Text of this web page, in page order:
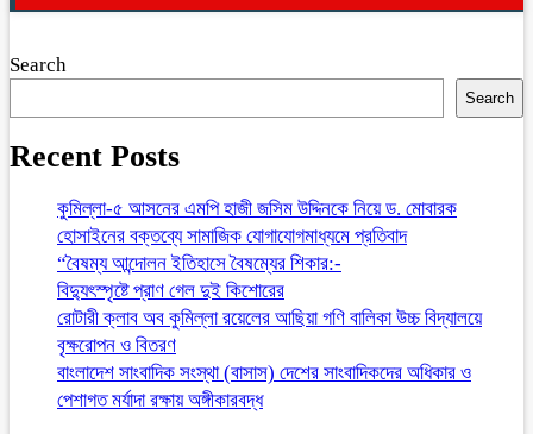
Search
Search
Recent Posts
কুমিল্লা-৫ আসনের এমপি হাজী জসিম উদ্দিনকে নিয়ে ড. মোবারক
হোসাইনের বক্তব্যে সামাজিক যোগাযোগমাধ্যমে প্রতিবাদ
“বৈষম্য আন্দোলন ইতিহাসে বৈষম্যের শিকার:-
বিদ্যুৎস্পৃষ্টে প্রাণ গেল দুই কিশোরের
রোটারী ক্লাব অব কুমিল্লা রয়েলের আছিয়া গণি বালিকা উচ্চ বিদ্যালয়ে
বৃক্ষরোপন ও বিতরণ
বাংলাদেশ সাংবাদিক সংস্থা (বাসাস) দেশের সাংবাদিকদের অধিকার ও
পেশাগত মর্যাদা রক্ষায় অঙ্গীকারবদ্ধ